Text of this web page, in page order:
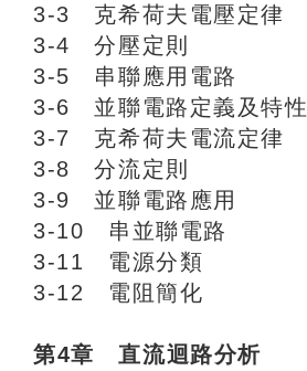
3-3 克希荷夫電壓定律
3-4 分壓定則
3-5 串聯應用電路
3-6 並聯電路定義及特性
3-7 克希荷夫電流定律
3-8 分流定則
3-9 並聯電路應用
3-10 串並聯電路
3-11 電源分類
3-12 電阻簡化
第4章 直流迴路分析